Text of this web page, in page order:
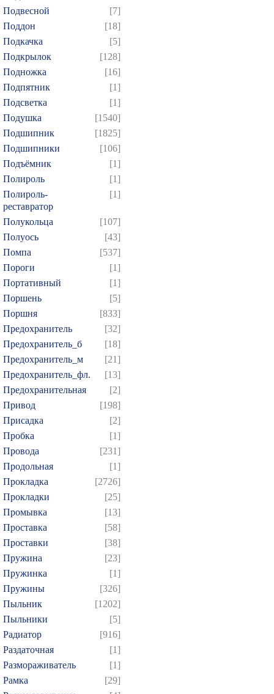
Подвесной
[7]
Поддон
[18]
Подкачка
[5]
Подкрылок
[128]
Подножка
[16]
Подпятник
[1]
Подсветка
[1]
Подушка
[1540]
Подшипник
[1825]
Подшипники
[106]
Подъёмник
[1]
Полироль
[1]
Полироль-
реставратор
[1]
Полукольца
[107]
Полуось
[43]
Помпа
[537]
Пороги
[1]
Портативный
[1]
Поршень
[5]
Поршня
[833]
Предохранитель
[32]
Предохранитель_б
[18]
Предохранитель_м
[21]
Предохранитель_фл.
[13]
Предохранительная
[2]
Привод
[198]
Присадка
[2]
Пробка
[1]
Провода
[231]
Продольная
[1]
Прокладка
[2726]
Прокладки
[25]
Промывка
[13]
Проставка
[58]
Проставки
[38]
Пружина
[23]
Пружинка
[1]
Пружины
[326]
Пыльник
[1202]
Пыльники
[5]
Радиатор
[916]
Раздаточная
[1]
Размораживатель
[1]
Рамка
[29]